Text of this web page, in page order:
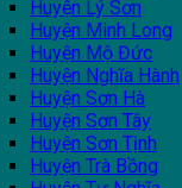
Huyện Lý Sơn
Huyện Minh Long
Huyện Mộ Đức
Huyện Nghĩa Hành
Huyện Sơn Hà
Huyện Sơn Tây
Huyện Sơn Tịnh
Huyện Trà Bồng